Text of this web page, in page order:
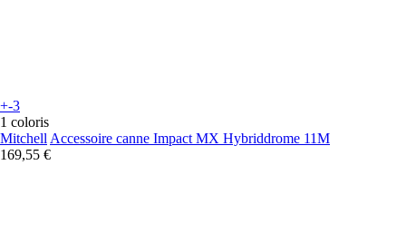
+-3
1 coloris
Mitchell Accessoire canne Impact MX Hybriddrome 11M
169,55 €